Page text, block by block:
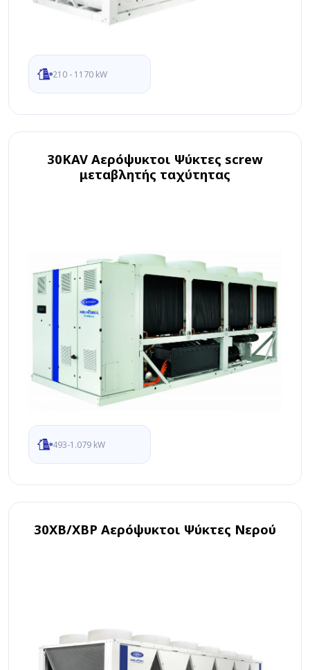
210 - 1170 kW
30KAV Αερόψυκτοι Ψύκτες screw
μεταβλητής ταχύτητας
493-1.079 kW
30XB/XBP Αερόψυκτοι Ψύκτες Νερού